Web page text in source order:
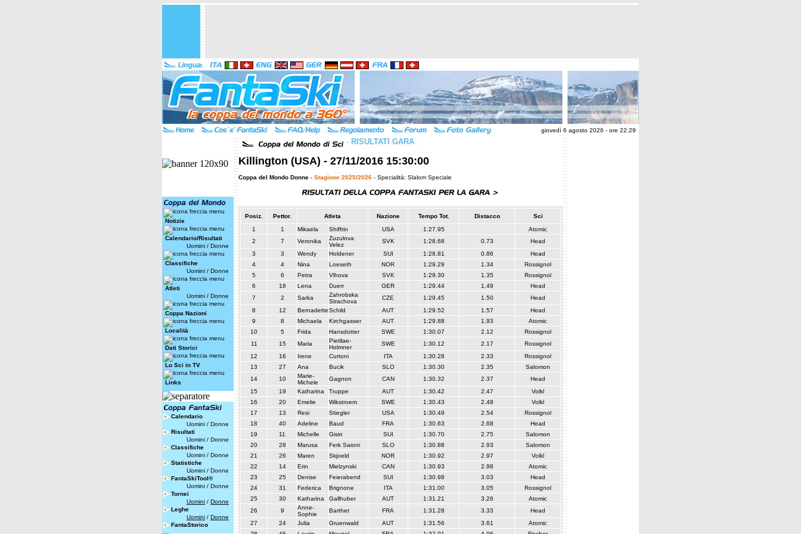
giovedì 6 agosto 2026 - ore 22:29
Notizie
Calendario/Risultati
Uomini / Donne
Classifiche
Uomini / Donne
Atleti
Uomini / Donne
Coppa Nazioni
Località
Dati Storici
Lo Sci in TV
Links
Calendario
Uomini / Donne
Risultati
Uomini / Donne
Classifiche
Uomini / Donne
Statistiche
Uomini / Donne
FantaSkiTool®
Uomini / Donne
Tornei
Uomini / Donne
Leghe
Uomini / Donne
FantaStorico
- RISULTATI GARA
Killington (USA) - 27/11/2016 15:30:00
Coppa del Mondo Donne - Stagione 2025/2026 - Specialità: Slalom Speciale
Posiz. Pettor. Atleta Nazione Tempo Tot. Distacco
Sci
1
1 Mikaela Shiffrin USA 1:27.95
Atomic
2
7 Veronika
Zuzulova
Velez
SVK 1:28.68 0.73
Head
3
3 Wendy Holdener SUI 1:28.81 0.86
Head
4
4 Nina Loeseth NOR 1:29.29 1.34
Rossignol
5
6 Petra Vlhova SVK 1:29.30 1.35
Rossignol
6
18 Lena Duerr GER 1:29.44 1.49
Head
7
2 Sarka
Zahrobska
Strachova
CZE 1:29.45 1.50
Head
8
12 BernadetteSchild AUT 1:29.52 1.57
Head
9
8 Michaela Kirchgasser AUT 1:29.88 1.93
Atomic
10
5 Frida Hansdotter SWE 1:30.07 2.12
Rossignol
11
15 Maria
Pietilae-
Holmner
SWE 1:30.12 2.17
Rossignol
12
16 Irene Curtoni ITA 1:30.28 2.33
Rossignol
13
27 Ana Bucik SLO 1:30.30 2.35
Salomon
14
10
Marie-
Michele
Gagnon CAN 1:30.32 2.37
Head
15
19 Katharina Truppe AUT 1:30.42 2.47
Volkl
16
20 Emelie Wikstroem SWE 1:30.43 2.48
Volkl
17
13 Resi Stiegler USA 1:30.49 2.54
Rossignol
18
40 Adeline Baud FRA 1:30.63 2.68
Head
19
11 Michelle Gisin SUI 1:30.70 2.75
Salomon
20
28 Marusa Ferk Saioni SLO 1:30.88 2.93
Salomon
21
26 Maren Skjoeld NOR 1:30.92 2.97
Volkl
22
14 Erin Mielzynski CAN 1:30.93 2.98
Atomic
23
25 Denise Feierabend SUI 1:30.98 3.03
Head
24
31 Federica Brignone ITA 1:31.00 3.05
Rossignol
25
30 Katharina Gallhuber AUT 1:31.21 3.26
Atomic
26
9
Anne-
Sophie
Barthet FRA 1:31.28 3.33
Head
27
24 Julia Gruenwald AUT 1:31.56 3.61
Atomic